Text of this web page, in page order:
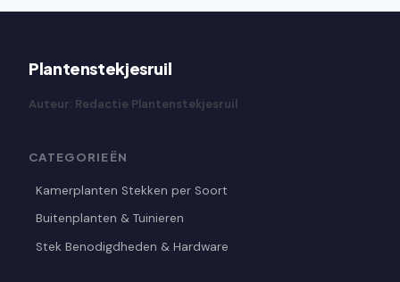
Plantenstekjesruil
Auteur: Redactie Plantenstekjesruil
CATEGORIEËN
Kamerplanten Stekken per Soort
Buitenplanten & Tuinieren
Stek Benodigdheden & Hardware